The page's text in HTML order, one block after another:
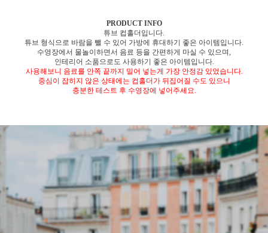
PRODUCT INFO
튜브 컵홀더입니다.
튜브 형식으로 바람을 뺄 수 있어 가방에 휴대하기 좋은 아이템입니다.
수영장에서 물놀이하면서 음료 등을 간편하게 마실 수 있으며,
인테리어 소품으로도 사용하기 좋은 아이템입니다.
사용해보니 음료를 안쪽 끝까지 밀어 넣는게 가장 안정감 있었습니다.
중심이 잡히지 않은 상태에는 컵홀더가 뒤집어질 수도 있으니
충분한 테스트 후 수영장에 넣어주세요.